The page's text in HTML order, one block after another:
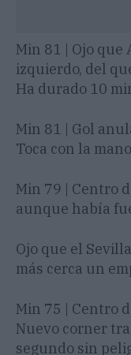
Min 81 | Ojo
izquierdo, del
Ha durado 10
Min 81 | Gol
Toca con la
Min 79 | Centro
aunque había
Ojo que el
más cerca un
Min 75 | Centro
Nuevo corner
segundo sin